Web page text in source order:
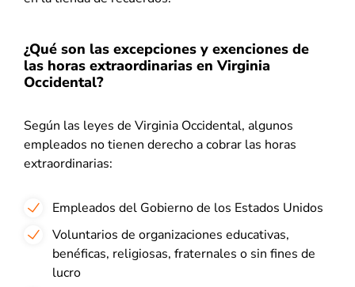
¿Qué son las excepciones y exenciones de
las horas extraordinarias en Virginia
Occidental?
Según las leyes de Virginia Occidental, algunos
empleados no tienen derecho a cobrar las horas
extraordinarias:
Empleados del Gobierno de los Estados Unidos
Voluntarios de organizaciones educativas,
benéficas, religiosas, fraternales o sin fines de
lucro